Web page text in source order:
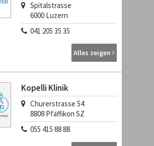
Spitalstrasse
6000 Luzern
041 205 35 35
Alles zeigen
Kopelli Klinik
Churerstrasse 54
8808 Pfäffikon SZ
055 415 88 88